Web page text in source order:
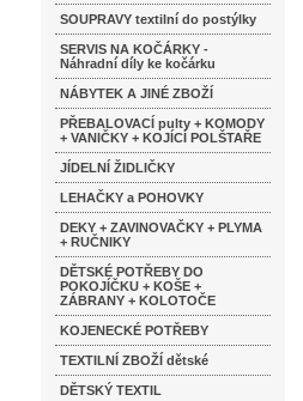
SOUPRAVY textilní do postýlky
SERVIS NA KOČÁRKY -
Náhradní díly ke kočárku
NÁBYTEK A JINÉ ZBOŽÍ
PŘEBALOVACÍ pulty + KOMODY
+ VANIČKY + KOJÍCÍ POLŠTAŘE
JÍDELNÍ ŽIDLIČKY
LEHAČKY a POHOVKY
DEKY + ZAVINOVAČKY + PLYMA
+ RUČNIKY
DĚTSKÉ POTŘEBY DO
POKOJÍČKU + KOŠE +
ZÁBRANY + KOLOTOČE
KOJENECKÉ POTŘEBY
TEXTILNÍ ZBOŽÍ dětské
DĚTSKÝ TEXTIL